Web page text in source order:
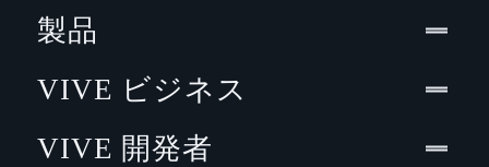
製品
VIVE ビジネス
VIVE 開発者